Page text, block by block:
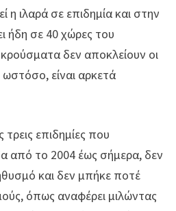
η ιλαρά σε επιδημία και στην
ήδη σε 40 χώρες του
κρούσματα δεν αποκλείουν οι
ωστόσο, είναι αρκετά
τρεις επιδημίες που
από το 2004 έως σήμερα, δεν
και δεν μπήκε ποτέ
όπως αναφέρει μιλώντας